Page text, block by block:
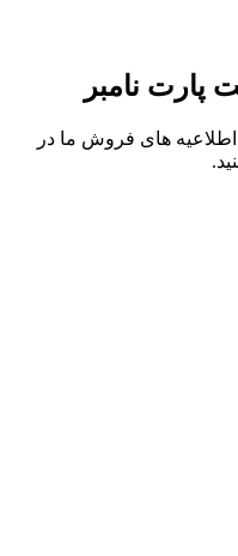
نامبر
های فروش ما در